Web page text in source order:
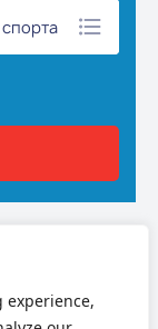
experience,